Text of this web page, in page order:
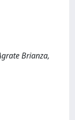
Brianza,